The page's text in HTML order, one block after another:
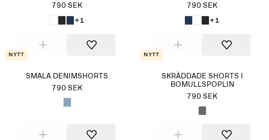
790 SEK
+1
790 SEK
+1
Nytt
SMALA DENIMSHORTS
790 SEK
Nytt
SKRÄDDADE SHORTS I
BOMULLSPOPLIN
790 SEK